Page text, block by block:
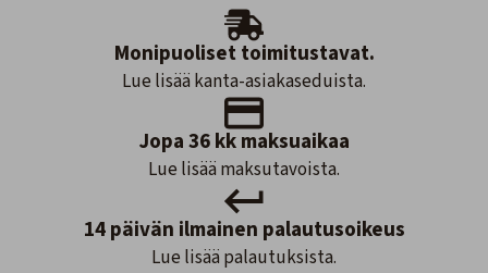
Monipuoliset toimitustavat.
Lue lisää kanta-asiakaseduista.
Jopa 36 kk maksuaikaa
Lue lisää maksutavoista.
14 päivän ilmainen palautusoikeus
Lue lisää palautuksista.